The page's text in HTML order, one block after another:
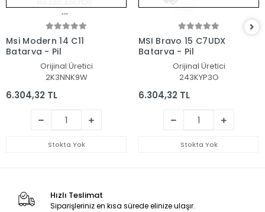
Msi Modern 14 C11
Batarya - Pil
Orijinal Üretici
2K3NNK9W
6.304,32 TL
Stokta Yok
MSI Bravo 15 C7UDX
Batarya - Pil
Orijinal Üretici
243KYP3O
6.304,32 TL
Stokta Yok
Hızlı Teslimat
Siparişleriniz en kısa sürede elinize ulaşır.